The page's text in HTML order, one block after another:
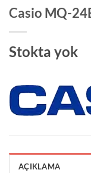
Casio MQ-
Stokta yok
AÇIKLAMA